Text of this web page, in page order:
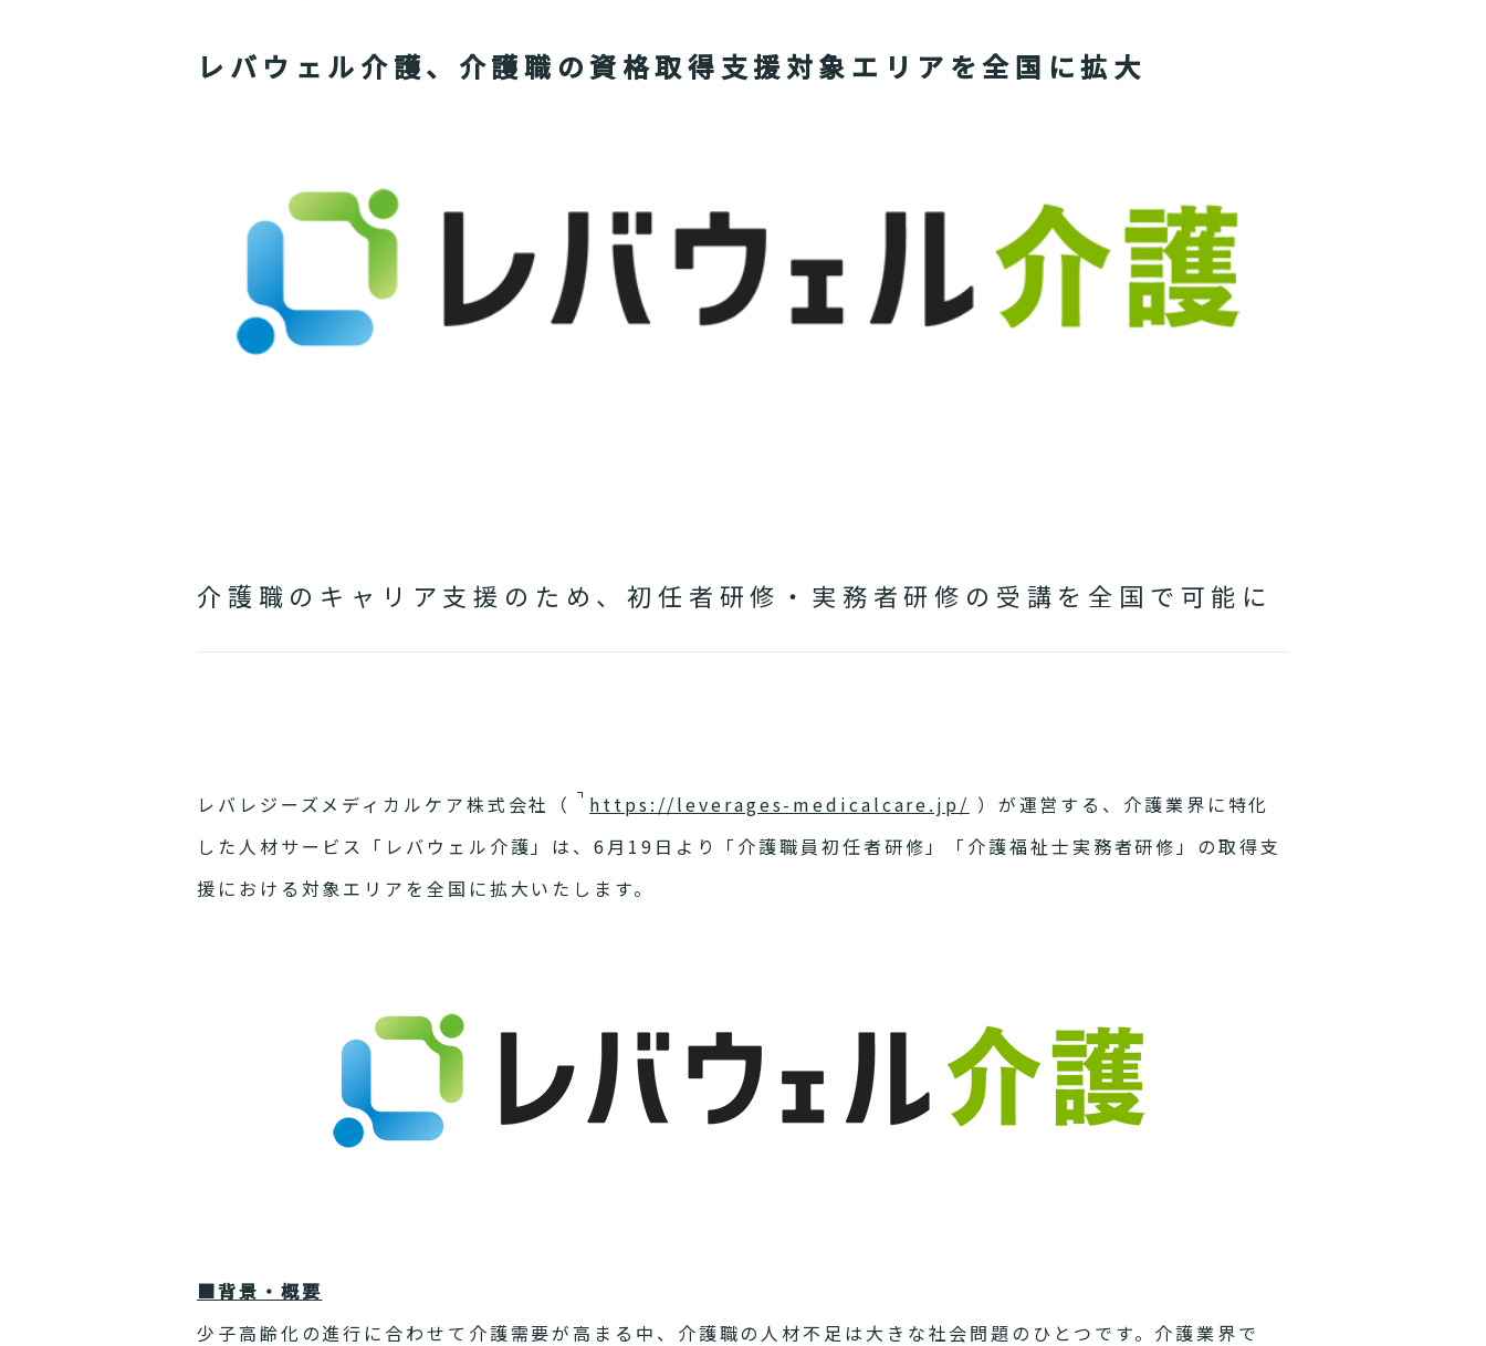
レバウェル介護、介護職の資格取得支援対象エリアを全国に拡大
介護職のキャリア支援のため、初任者研修・実務者研修の受講を全国で可能に
レバレジーズメディカルケア株式会社（ https://leverages-medicalcare.jp/ ）が運営する、介護業界に特化
した人材サービス「レバウェル介護」は、6月19日より「介護職員初任者研修」「介護福祉士実務者研修」の取得支
援における対象エリアを全国に拡大いたします。
■背景・概要
少子高齢化の進行に合わせて介護需要が高まる中、介護職の人材不足は大きな社会問題のひとつです。介護業界で